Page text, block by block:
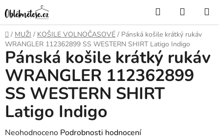
na
obsah
Hledat
KOŠÍK
Domů
/ MUŽI / KOŠILE VOLNOČASOVÉ / Pánská košile krátký rukáv
WRANGLER 112362899 SS WESTERN SHIRT Latigo Indigo
Pánská košile krátký rukáv
WRANGLER 112362899
SS WESTERN SHIRT
Latigo Indigo
Průměrné
Neohodnoceno Podrobnosti hodnocení